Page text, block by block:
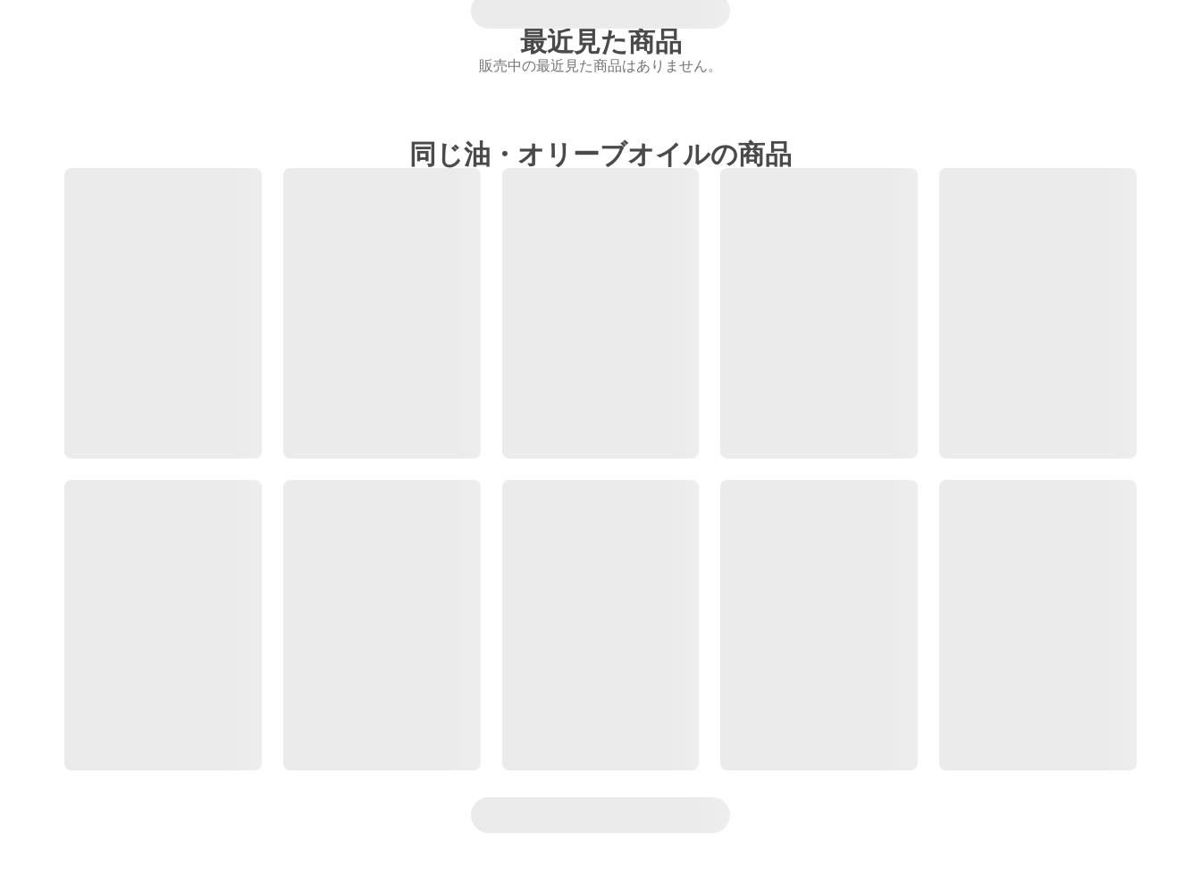
最近見た商品
販売中の最近見た商品はありません。
同じ油・オリーブオイルの商品